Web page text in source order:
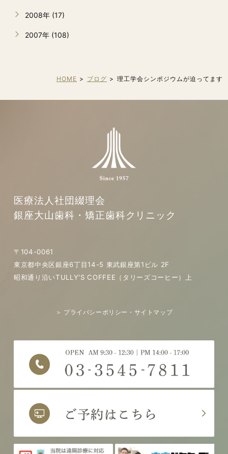
2008年 (17)
2007年 (108)
HOME ブログ 理工学会シンポジウムが迫ってます
医療法人社団綴理会
銀座大山歯科・矯正歯科クリニック
〒104-0061
東京都中央区銀座6丁目14-5 東武銀座第1ビル 2F
昭和通り沿いTULLY'S COFFEE（タリーズコーヒー）上
＞ プライバシーポリシー・サイトマップ